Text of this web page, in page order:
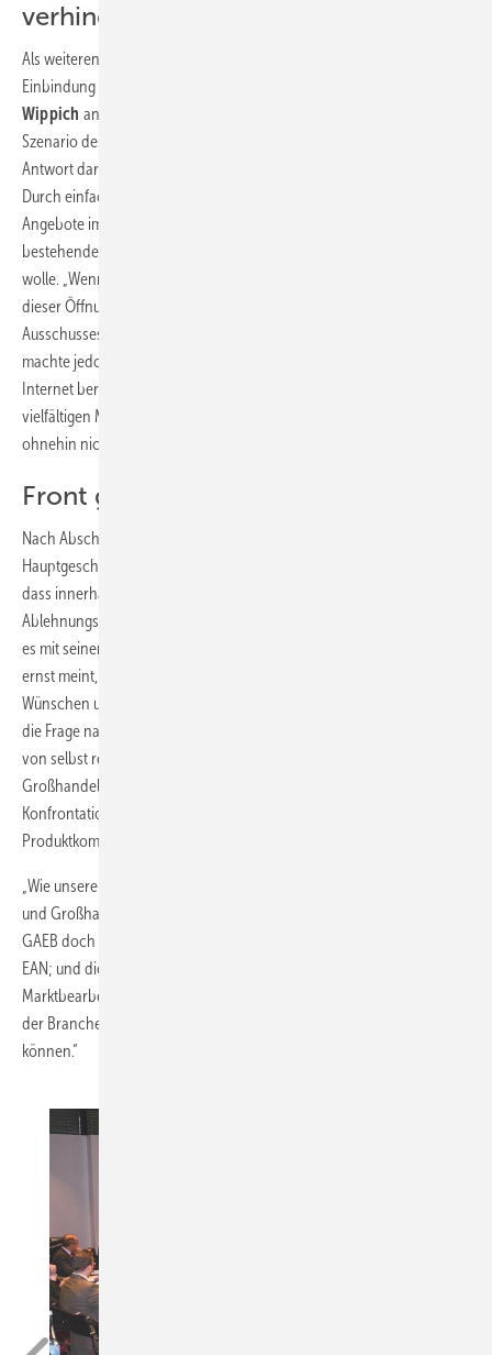
verhindern
Als weiteren, für ihn sehr wichtigen Punkt, der momentan gegen die
Einbindung der EAN in den Datenverkehr spreche, führte
Wippich an, dass die Preisvergleichbarkeit der SHK-Artikel ein
Szenario des Missbrauchs hervorrufen könne. Noch gebe es keine
Antwort darauf, wie ein Preisdumping verhindern werden könne.
Durch einfache Recherchen per EAN und ein wachsendes Produkt-
Angebote im Internet könnte sich ein Druck auf die jetzt noch
bestehenden Margen ergeben, die sicher niemand in der Branche
wolle. „Wenn wir darauf eine Lösung finden, sieht unsere Position zu
dieser Öffnung ganz anders aus.“
Ausschusses im ZVSHK, äußerte Verständnis für diese Bedenken. Er
machte jedoch deutlich, dass Preisdumping und graue Märkte im
Internet bereits heute eine unbequeme Rolle spielten. Durch die
vielfältigen Möglichkeiten der Suchmaschinen sei dafür eine EAN aber
ohne­hin nicht erforderlich.
Front gerät ins Wanken
Nach Abschluss der Anhörung zeigte sich ZVSHK-
Hauptgeschäftsführer
dass innerhalb des Großhandels kurz- bis mittelfristig die
Ablehnungsfront ins Wanken geraten werde. „Wenn der Großhandel
es mit seiner auch auf unserer Anhörung vorgetragenen Versicherung
ernst meint, sich in seiner Geschäftspolitik konsequent an den
Wünschen und Bedürfnissen seiner Kunden zu orientieren, wird sich
die Frage nach Einführung der EAN im Interesse des Fachhandwerks
von selbst regeln.“ Der ZVSHK werde weiter das Gespräch mit dem
Großhandel suchen, um durch Koopera­tion und nicht durch
Konfrontation die bestmögliche Optimierung der elektronischen
Produktkommunikation zu erreichen.
„Wie unsere Anhörung gezeigt hat, sind die von Handwerk, Industrie
und Großhandel gemeinsam entwickelten Standards BMEcat und
GAEB doch gar nicht mehr strittig. Fehlt noch die Einigung in Sachen
EAN; und die werden wir im Interesse einer ­effizienteren
Marktbearbeitung mit positiven Konsequenzen für alle Marktpartner
der Branche im nächsten Jahr, spätestens aber 2009 erzielen
können.“